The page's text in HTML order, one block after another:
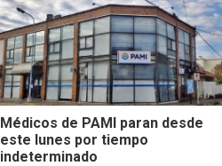
Médicos de PAMI paran desde
este lunes por tiempo
indeterminado